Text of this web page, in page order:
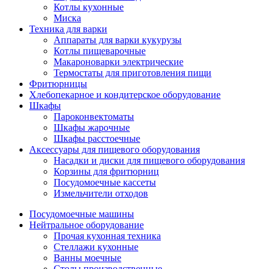
Котлы кухонные
Миска
Техника для варки
Аппараты для варки кукурузы
Котлы пищеварочные
Макароноварки электрические
Термостаты для приготовления пищи
Фритюрницы
Хлебопекарное и кондитерское оборудование
Шкафы
Пароконвектоматы
Шкафы жарочные
Шкафы расстоечные
Аксессуары для пищевого оборудования
Насадки и диски для пищевого оборудования
Корзины для фритюрниц
Посудомоечные кассеты
Измельчители отходов
Посудомоечные машины
Нейтральное оборудование
Прочая кухонная техника
Стеллажи кухонные
Ванны моечные